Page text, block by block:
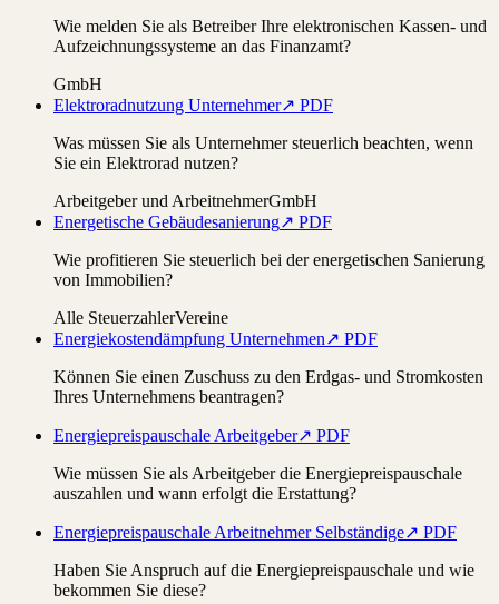
Wie melden Sie als Betreiber Ihre elektronischen Kassen- und
Aufzeichnungssysteme an das Finanzamt?
GmbH
Elektroradnutzung Unternehmer↗ PDF
Was müssen Sie als Unternehmer steuerlich beachten, wenn
Sie ein Elektrorad nutzen?
Arbeitgeber und ArbeitnehmerGmbH
Energetische Gebäudesanierung↗ PDF
Wie profitieren Sie steuerlich bei der energetischen Sanierung
von Immobilien?
Alle SteuerzahlerVereine
Energiekostendämpfung Unternehmen↗ PDF
Können Sie einen Zuschuss zu den Erdgas- und Stromkosten
Ihres Unternehmens beantragen?
Energiepreispauschale Arbeitgeber↗ PDF
Wie müssen Sie als Arbeitgeber die Energiepreispauschale
auszahlen und wann erfolgt die Erstattung?
Energiepreispauschale Arbeitnehmer Selbständige↗ PDF
Haben Sie Anspruch auf die Energiepreispauschale und wie
bekommen Sie diese?